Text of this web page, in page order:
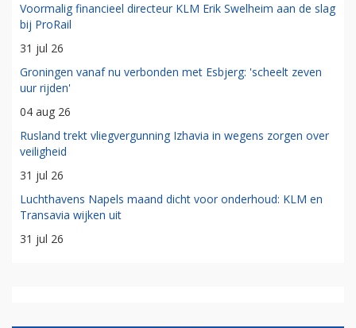
Voormalig financieel directeur KLM Erik Swelheim aan de slag
bij ProRail
31 jul 26
Groningen vanaf nu verbonden met Esbjerg: 'scheelt zeven
uur rijden'
04 aug 26
Rusland trekt vliegvergunning Izhavia in wegens zorgen over
veiligheid
31 jul 26
Luchthavens Napels maand dicht voor onderhoud: KLM en
Transavia wijken uit
31 jul 26